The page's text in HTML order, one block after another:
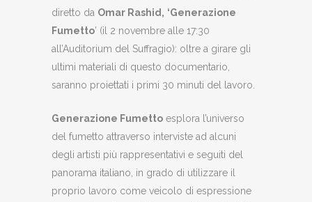
diretto da Omar Rashid, ‘Generazione
Fumetto’ (il 2 novembre alle 17:30
all’Auditorium del Suffragio): oltre a girare gli
ultimi materiali di questo documentario,
saranno proiettati i primi 30 minuti del lavoro.
Generazione Fumetto esplora l’universo
del fumetto attraverso interviste ad alcuni
degli artisti più rappresentativi e seguiti del
panorama italiano, in grado di utilizzare il
proprio lavoro come veicolo di espressione